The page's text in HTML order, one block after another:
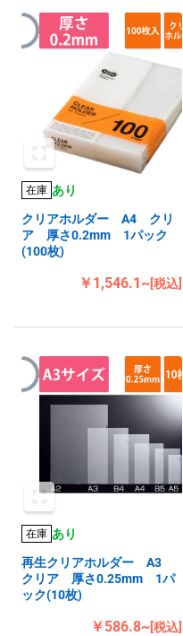
在庫 あり
クリアホルダー A4 クリ
ア 厚さ0.2mm 1パック
(100枚)
￥1,546.1~[税込]
在庫 あり
再生クリアホルダー A3
クリア 厚さ0.25mm 1パ
ック(10枚)
￥586.8~[税込]